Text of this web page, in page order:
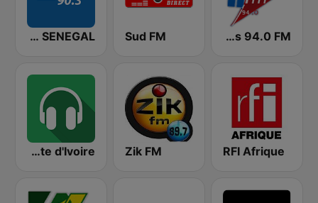
RFM Radio Futurs Medias 94.0 FM
Sud FM
IRADIO SENEGAL
RFI Afrique
Zik FM
Radio Côte d'Ivoire